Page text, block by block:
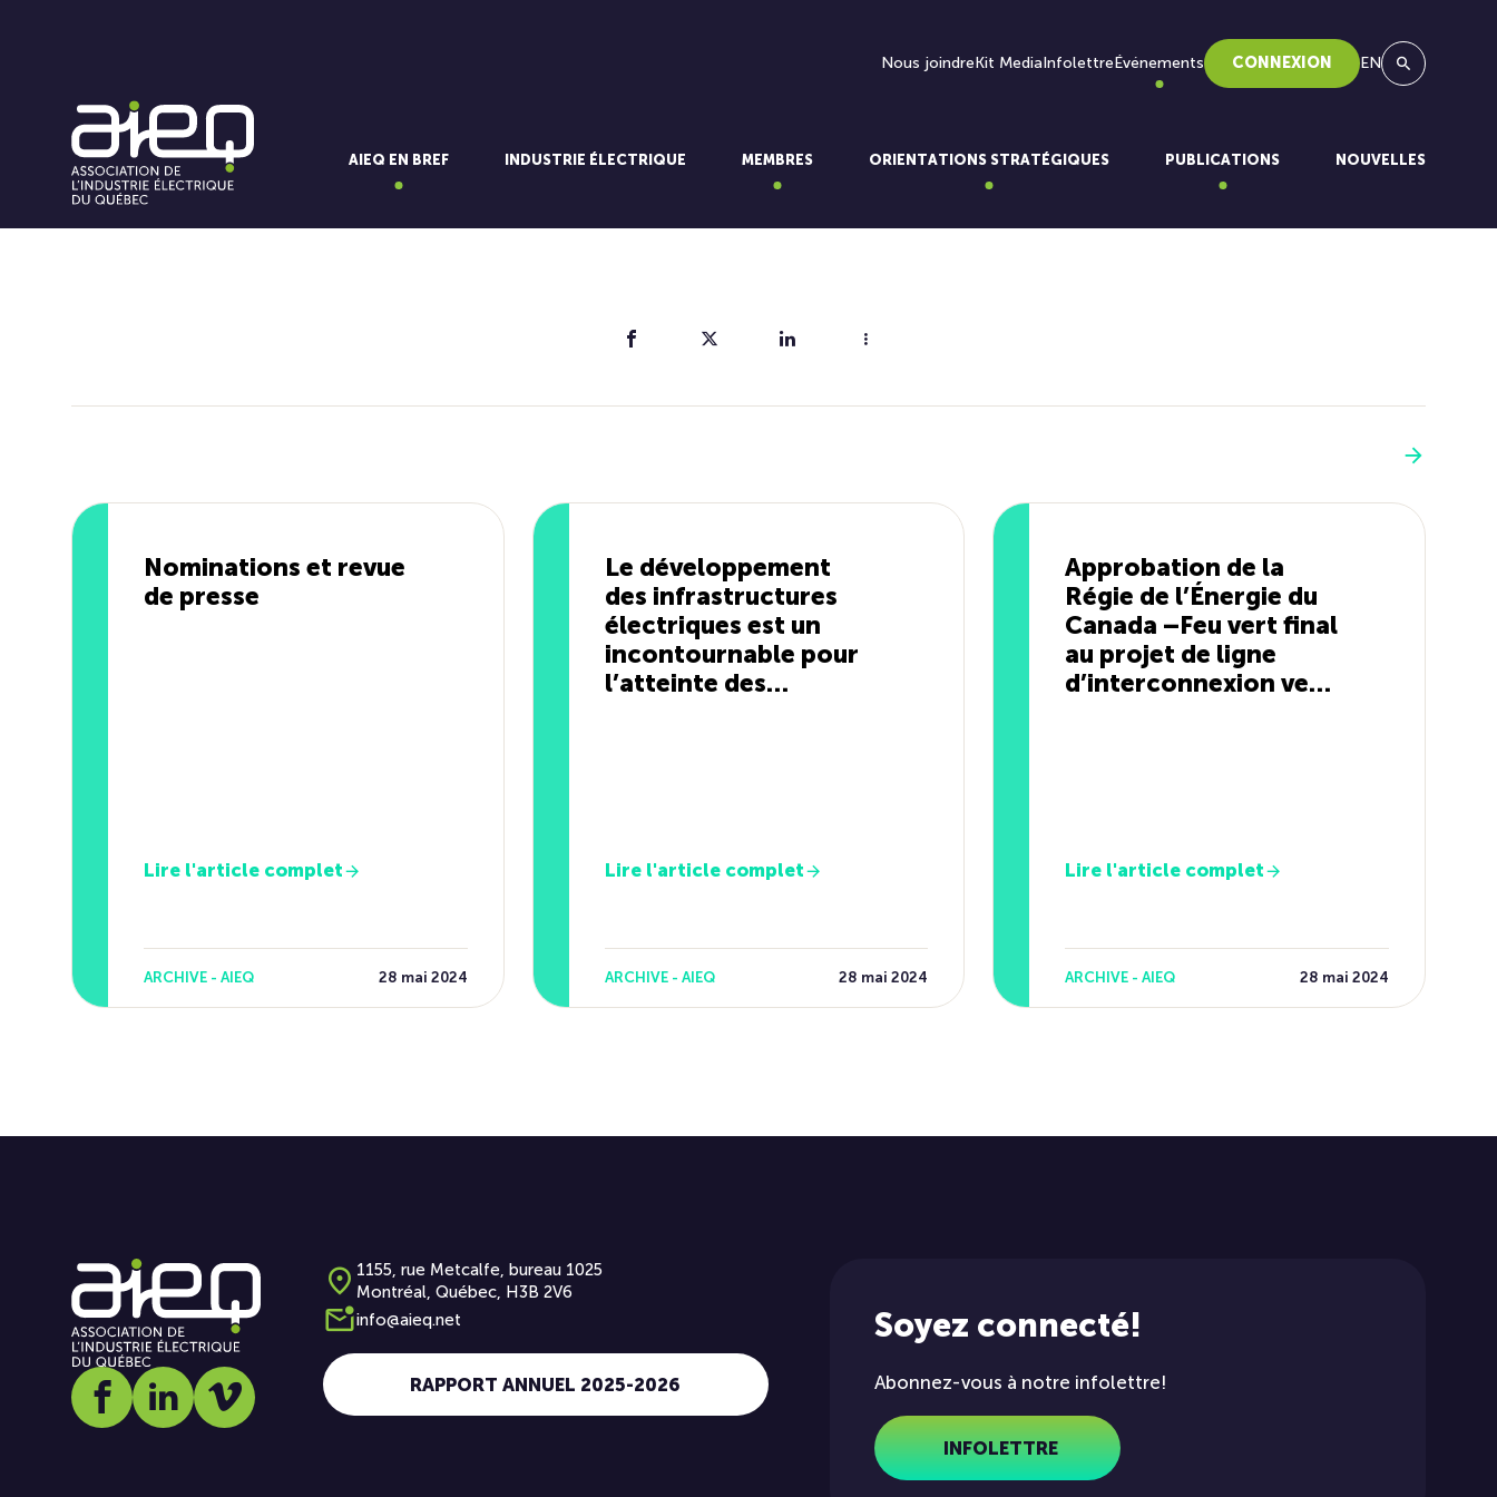
Nous joindreKit MediaInfolettreÉvénements CONNEXION EN
AIEQ EN BREF INDUSTRIE ÉLECTRIQUE MEMBRES ORIENTATIONS STRATÉGIQUES PUBLICATIONS NOUVELLES
Nominations et revue
de presse
Lire l'article complet
ARCHIVE - AIEQ 28 mai 2024
Le développement
des infrastructures
électriques est un
incontournable pour
l’atteinte des
Lire l'article complet
ARCHIVE - AIEQ 28 mai 2024
Approbation de la
Régie de l’Énergie du
Canada –Feu vert final
au projet de ligne
d’interconnexion vers
Lire l'article complet
ARCHIVE - AIEQ 28 mai 2024
Social media link icon-facebook
Social media link icon-linkedin
Social media link icon-vimeo
1155, rue Metcalfe, bureau 1025
Montréal, Québec, H3B 2V6
info@aieq.net
RAPPORT ANNUEL 2025-2026
Soyez connecté!
Abonnez-vous à notre infolettre!
INFOLETTRE